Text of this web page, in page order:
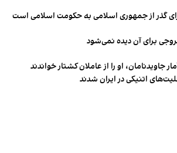
گذر از جمهوری اسلامی به حکومت اسلامی است
برای آن دیده نمی‌شود
جاویدنامان، او را از عاملان کشتار خواندند
اتنیکی در ایران شدند